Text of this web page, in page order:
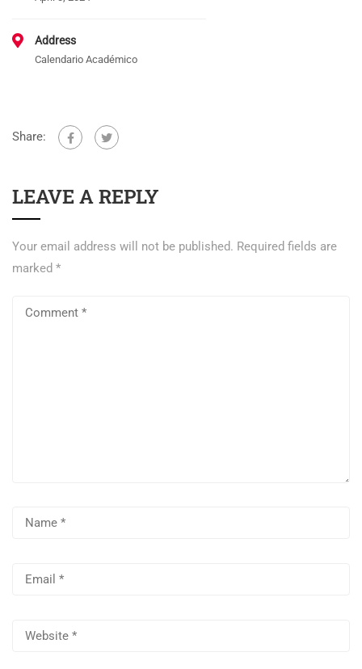
Address
Calendario Académico
Share:
LEAVE A REPLY
Your email address will not be published. Required fields are
marked *